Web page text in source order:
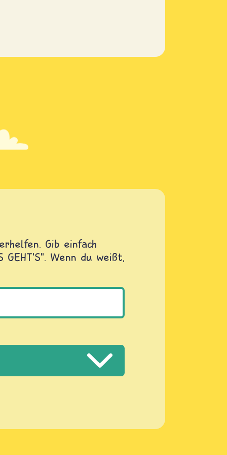
Gib einfach
Wenn du weißt,